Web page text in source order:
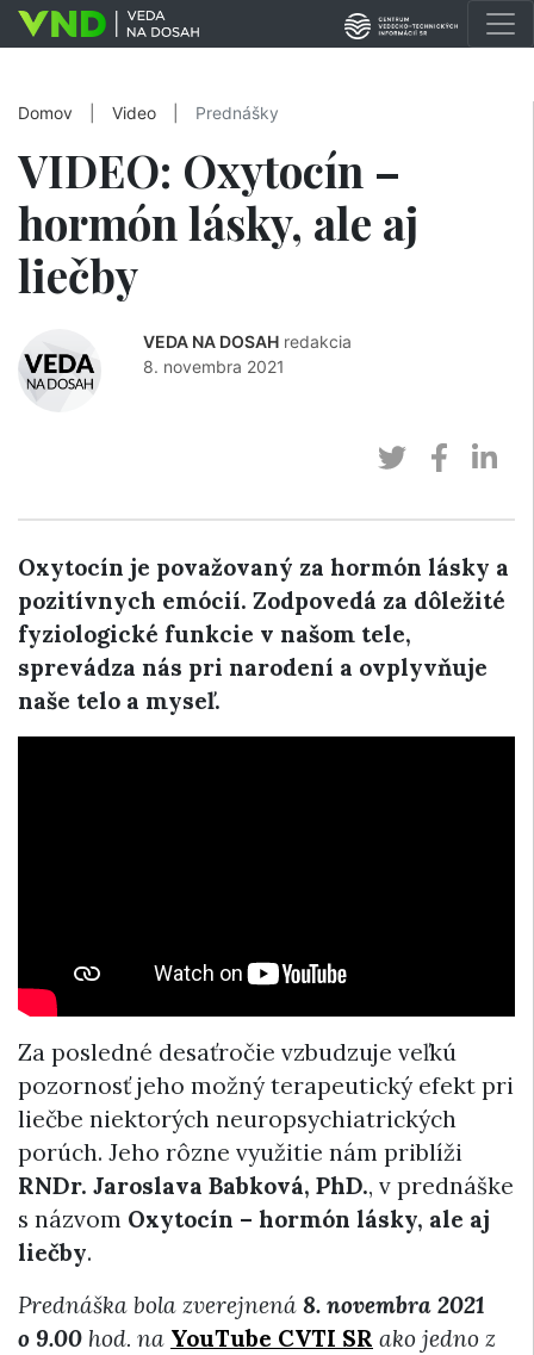
Domov Video Prednášky
VIDEO: Oxytocín –
hormón lásky, ale aj
liečby
VEDA NA DOSAH redakcia
8. novembra 2021
Oxytocín je považovaný za hormón lásky a
pozitívnych emócií. Zodpovedá za dôležité
fyziologické funkcie v našom tele,
sprevádza nás pri narodení a ovplyvňuje
naše telo a myseľ.
Za posledné desaťročie vzbudzuje veľkú
pozornosť jeho možný terapeutický efekt pri
liečbe niektorých neuropsychiatrických
porúch. Jeho rôzne využitie nám priblíži
RNDr. Jaroslava Babková, PhD., v prednáške
s názvom Oxytocín – hormón lásky, ale aj
liečby.
Prednáška bola zverejnená 8. novembra 2021
o 9.00 hod. na YouTube CVTI SR ako jedno z